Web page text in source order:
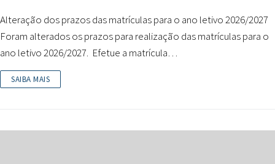
Alteração dos prazos das matrículas para o ano letivo 2026/2027
Foram alterados os prazos para realização das matrículas para o
ano letivo 2026/2027. Efetue a matrícula…
SAIBA MAIS